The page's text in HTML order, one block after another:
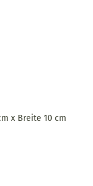
x Breite 10 cm